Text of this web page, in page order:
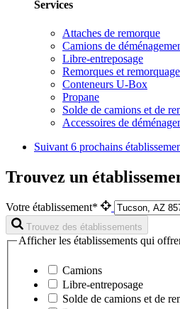
Services
Attaches de remorque
Camions de
Libre-entreposage
Remorques et remorquage
Conteneurs U-Box
Propane
Solde de camions et de
Accessoires de
Suivant 6 prochains
Trouvez un
Votre établissement*
Trouvez des établissements
Afficher les établissements qui
Camions
Libre-entreposage
Solde de camions et de